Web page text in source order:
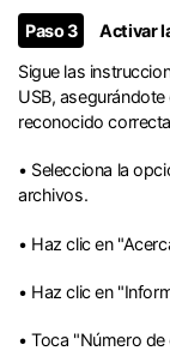
Paso 3
Activar
Sigue las
USB,
reconocido
• Selecciona la
archivos.
• Haz clic en
• Haz clic en
• Toca "Número